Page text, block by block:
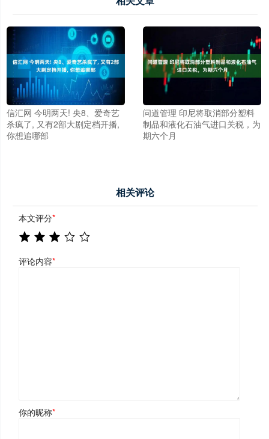
信汇网 今明两天! 央8、爱奇艺
杀疯了, 又有2部大剧定档开播,
你想追哪部
问道管理 印尼将取消部分塑料
制品和液化石油气进口关税，为
期六个月
相关评论
本文评分*
评论内容*
你的昵称*